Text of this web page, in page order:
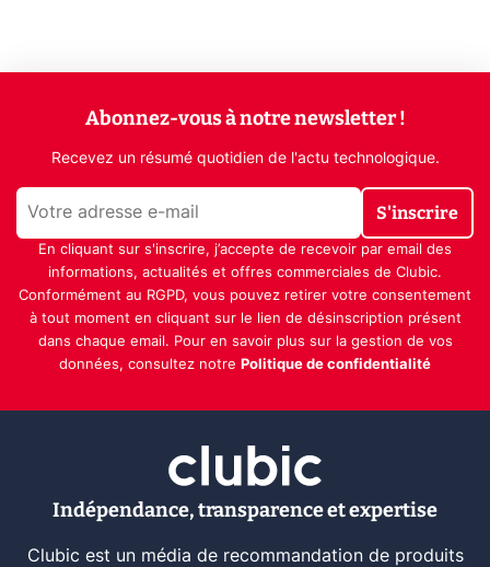
Abonnez-vous à notre newsletter !
Recevez un résumé quotidien de l'actu technologique.
S'inscrire
En cliquant sur s'inscrire, j’accepte de recevoir par email des
informations, actualités et offres commerciales de Clubic.
Conformément au RGPD, vous pouvez retirer votre consentement
à tout moment en cliquant sur le lien de désinscription présent
dans chaque email. Pour en savoir plus sur la gestion de vos
données, consultez notre Politique de confidentialité
Indépendance, transparence et expertise
Clubic est un média de recommandation de produits